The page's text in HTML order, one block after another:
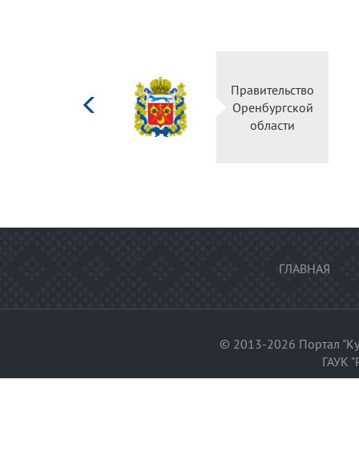
Правительство
Оренбургской
области
ГЛАВНАЯ
© 2013-2026 Портал
ГАУК